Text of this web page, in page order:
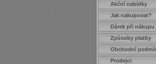
Akční nabídky
Jak nakupovat?
Dárek při nákupu
Způsoby platby
Obchodní
Prodejci